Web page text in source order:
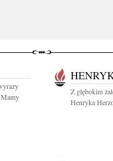
Mamy
Z głębokim
Henryka